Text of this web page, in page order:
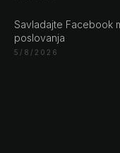
Savladajte Facebook
poslovanja
5/8/2026